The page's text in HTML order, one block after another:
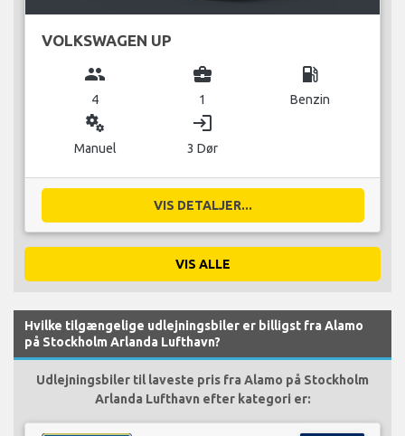
VOLKSWAGEN UP
group
4
business_center
1
local_gas_station
Benzin
miscellaneous_services
Manuel
login
3 Dør
VIS DETALJER...
VIS ALLE
Hvilke tilgængelige udlejningsbiler er billigst fra Alamo
på Stockholm Arlanda Lufthavn?
Udlejningsbiler til laveste pris fra Alamo på Stockholm
Arlanda Lufthavn efter kategori er: